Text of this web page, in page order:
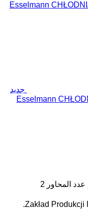
جديد
عدد المحاور 2
Zakład Produkcji